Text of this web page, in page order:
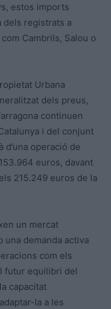
estos imports
registrats a
Cambrils, Salou o
Urbana
dels preus,
continuen
i del conjunt
d’una operació de
euros, davant
215.249 euros de la
un mercat
demanda activa
com els
futur equilibri del
capacitat
la a les